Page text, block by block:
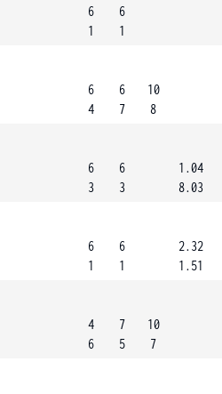
6
1
6
1
6
4
6
7
10
8
6
3
6
3
1.04
8.03
6
1
6
1
2.32
1.51
4
6
7
5
10
7